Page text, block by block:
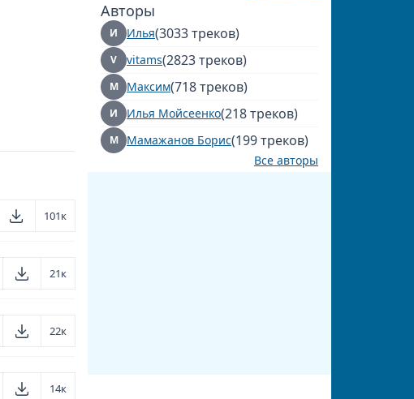
101к
21к
22к
14к
Авторы
И Илья(3033 треков)
V vitams(2823 треков)
М Максим(718 треков)
И Илья Мойсеенко(218 треков)
М Мамажанов Борис(199 треков)
Все авторы